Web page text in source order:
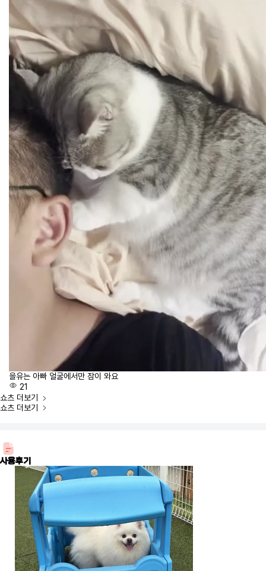
을유는 아빠 얼굴에서만 잠이 와요
21
쇼츠 더보기
쇼츠 더보기
사용후기